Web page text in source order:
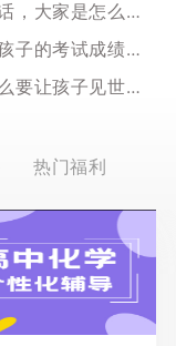
对于别让孩子输在起跑线上这句话，大家是怎么看的呢？
为什么现在的家长们格外的重视孩子的考试成绩呢？
让孩子见见世面有多重要，为什么要让孩子见世面呢？
热门福利